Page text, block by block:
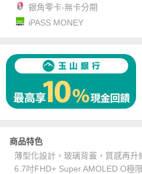
銀角零卡-無卡分期
iPASS MONEY
商品特色
薄型化設計，玻璃背蓋，質感再升
6.7吋FHD+ Super AMOLED O極